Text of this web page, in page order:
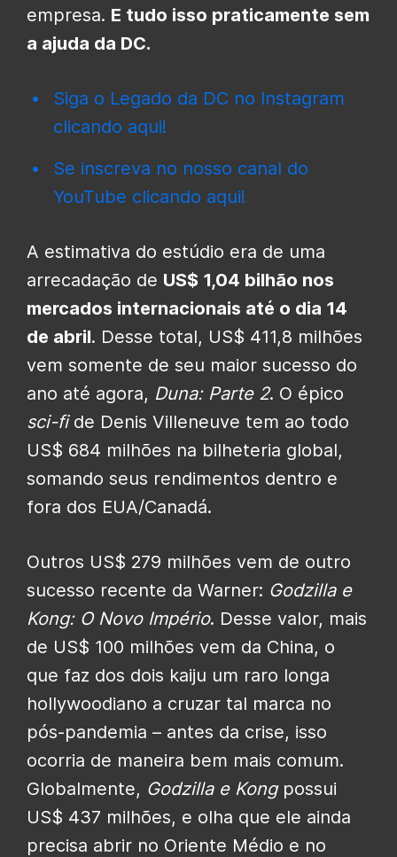
empresa. E tudo isso praticamente sem
a ajuda da DC.
Siga o Legado da DC no Instagram
clicando aqui!
Se inscreva no nosso canal do
YouTube clicando aqui!
A estimativa do estúdio era de uma
arrecadação de US$ 1,04 bilhão nos
mercados internacionais até o dia 14
de abril. Desse total, US$ 411,8 milhões
vem somente de seu maior sucesso do
ano até agora, Duna: Parte 2. O épico
sci-fide Denis Villeneuve tem ao todo
US$ 684 milhões na bilheteria global,
somando seus rendimentos dentro e
fora dos EUA/Canadá.
Outros US$ 279 milhões vem de outro
sucesso recente da Warner: Godzilla e
Kong: O Novo Império. Desse valor, mais
de US$ 100 milhões vem da China, o
que faz dos dois kaiju um raro longa
hollywoodiano a cruzar tal marca no
pós-pandemia – antes da crise, isso
ocorria de maneira bem mais comum.
Globalmente, Godzilla e Kongpossui
US$ 437 milhões, e olha que ele ainda
precisa abrir no Oriente Médio e no